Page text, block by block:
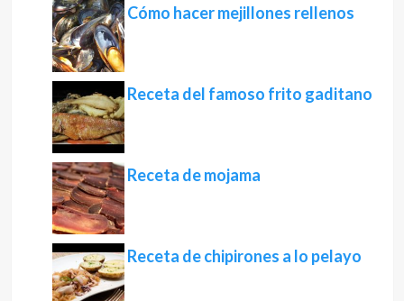
Cómo hacer mejillones rellenos
Receta del famoso frito gaditano
Receta de mojama
Receta de chipirones a lo pelayo